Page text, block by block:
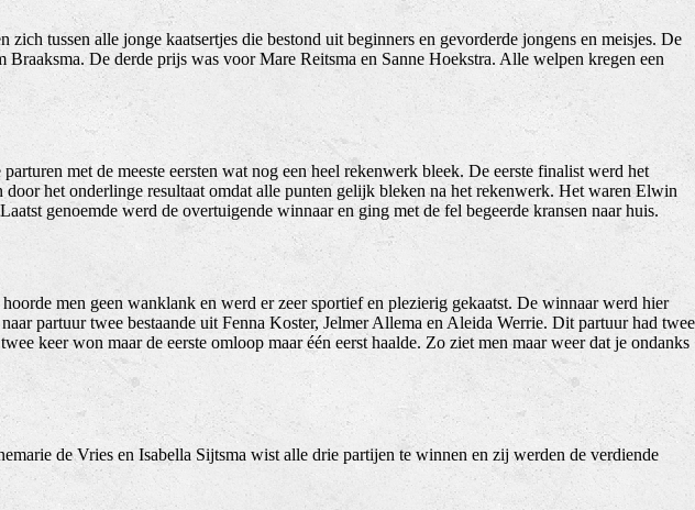
tussen alle jonge kaatsertjes die bestond uit beginners en gevorderde jongens en meisjes. De
De derde prijs was voor Mare Reitsma en Sanne Hoekstra. Alle welpen kregen een
met de meeste eersten wat nog een heel rekenwerk bleek. De eerste finalist werd het
het onderlinge resultaat omdat alle punten gelijk bleken na het rekenwerk. Het waren Elwin
genoemde werd de overtuigende winnaar en ging met de fel begeerde kransen naar huis.
men geen wanklank en werd er zeer sportief en plezierig gekaatst. De winnaar werd hier
partuur twee bestaande uit Fenna Koster, Jelmer Allema en Aleida Werrie. Dit partuur had twee
keer won maar de eerste omloop maar één eerst haalde. Zo ziet men maar weer dat je ondanks
de Vries en Isabella Sijtsma wist alle drie partijen te winnen en zij werden de verdiende